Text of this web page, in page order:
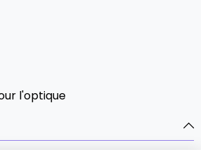
l'optique
